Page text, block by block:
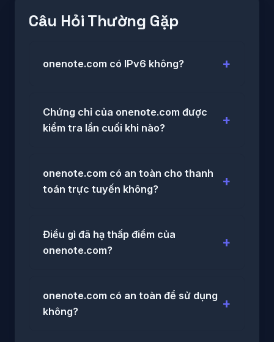
Câu Hỏi Thường Gặp
onenote.com có IPv6 không?
Chứng chỉ của onenote.com được
kiểm tra lần cuối khi nào?
onenote.com có an toàn cho thanh
toán trực tuyến không?
Điều gì đã hạ thấp điểm của
onenote.com?
onenote.com có an toàn để sử dụng
không?